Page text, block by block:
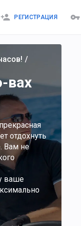
РЕГИСТРАЦИЯ
/
вах
отдохнуть
Вам не
ваше